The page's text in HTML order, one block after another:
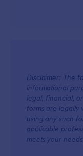
Disclaimer: The
informational
legal, financial,
forms are legally
using any such
applicable
meets your